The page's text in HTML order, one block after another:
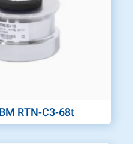
RTN-C3-68t